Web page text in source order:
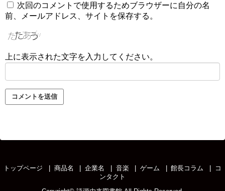
次回のコメントで使用するためブラウザーに自分の名
前、メールアドレス、サイトを保存する。
上に表示された文字を入力してください。
トップページ 商品名 企業名 音楽 ゲーム 館長コラム
コ
ンタクト